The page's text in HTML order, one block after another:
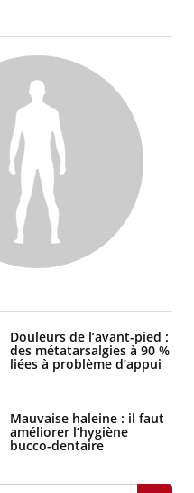
Douleurs de l’avant-pied :
des métatarsalgies à 90 %
liées à problème d’appui
Mauvaise haleine : il faut
améliorer l’hygiène
bucco-dentaire